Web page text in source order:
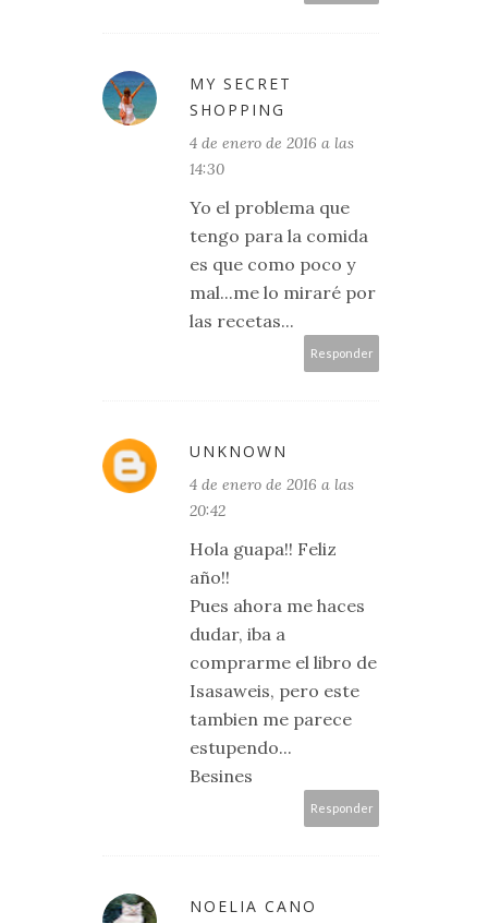
MY SECRET
SHOPPING
4 de enero de 2016 a las
14:30
Yo el problema que
tengo para la comida
es que como poco y
mal...me lo miraré por
las recetas...
Responder
UNKNOWN
4 de enero de 2016 a las
20:42
Hola guapa!! Feliz
año!!
Pues ahora me haces
dudar, iba a
comprarme el libro de
Isasaweis, pero este
tambien me parece
estupendo...
Besines
Responder
NOELIA CANO